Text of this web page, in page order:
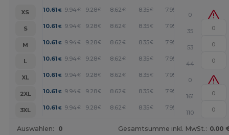
XS 10.61 € 9.94€ 9.28€ 8.62€ 8.35€ 7.95
0
S
10.61 € 9.94€ 9.28€ 8.62€ 8.35€ 7.95 +
35
M
10.61 € 9.94€ 9.28€ 8.62€ 8.35€ 7.95 +
53
L
10.61 € 9.94€ 9.28€ 8.62€ 8.35€ 7.95 +
44
XL
10.61 € 9.94€ 9.28€ 8.62€ 8.35€ 7.95
0
2XL
10.61 € 9.94€ 9.28€ 8.62€ 8.35€ 7.95 +
161
3XL
10.61 € 9.94€ 9.28€ 8.62€ 8.35€ 7.95 +
110
Auswahlen: 0 Gesamtsumme inkl. MwSt.: 0.00